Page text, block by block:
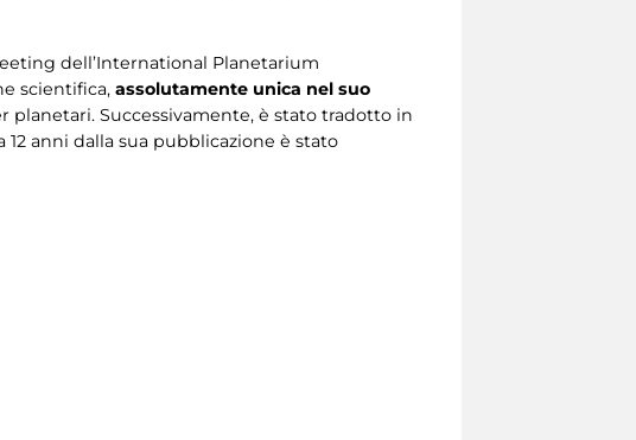
dell’International Planetarium
scientifica, assolutamente unica nel suo
Successivamente, è stato tradotto in
anni dalla sua pubblicazione è stato